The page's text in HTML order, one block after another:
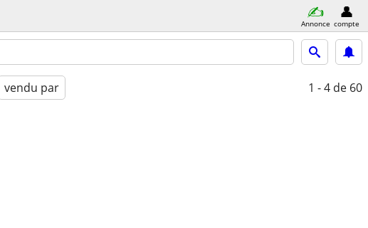
Annonce compte
vendu par 1 - 4 de 60